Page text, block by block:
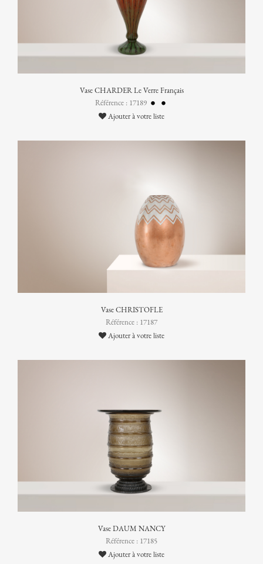
Vase CHARDER Le Verre Français
Référence : 17189
Ajouter à votre liste
Vase CHRISTOFLE
Référence : 17187
Ajouter à votre liste
Vase DAUM NANCY
Référence : 17185
Ajouter à votre liste